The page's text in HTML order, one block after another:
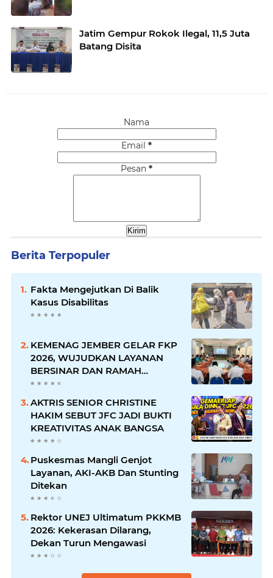
Jatim Gempur Rokok Ilegal, 11,5 Juta
Batang Disita
Nama
Email *
Pesan *
Berita Terpopuler
Fakta Mengejutkan Di Balik
Kasus Disabilitas
KEMENAG JEMBER GELAR FKP
2026, WUJUDKAN LAYANAN
BERSINAR DAN RAMAH
DISABILITAS
AKTRIS SENIOR CHRISTINE
HAKIM SEBUT JFC JADI BUKTI
KREATIVITAS ANAK BANGSA
Puskesmas Mangli Genjot
Layanan, AKI-AKB Dan Stunting
Ditekan
Rektor UNEJ Ultimatum PKKMB
2026: Kekerasan Dilarang,
Dekan Turun Mengawasi